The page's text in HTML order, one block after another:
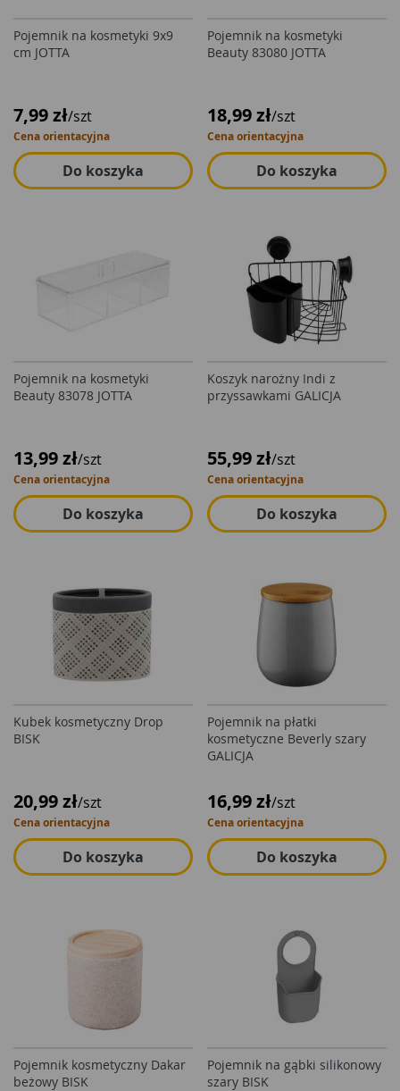
Pojemnik na kosmetyki 9x9
cm JOTTA
7,99 zł/szt
Cena orientacyjna
Do koszyka
Pojemnik na kosmetyki
Beauty 83080 JOTTA
18,99 zł/szt
Cena orientacyjna
Do koszyka
Pojemnik na kosmetyki
Beauty 83078 JOTTA
13,99 zł/szt
Cena orientacyjna
Do koszyka
Koszyk narożny Indi z
przyssawkami GALICJA
55,99 zł/szt
Cena orientacyjna
Do koszyka
Kubek kosmetyczny Drop
BISK
20,99 zł/szt
Cena orientacyjna
Do koszyka
Pojemnik na płatki
kosmetyczne Beverly szary
GALICJA
16,99 zł/szt
Cena orientacyjna
Do koszyka
Pojemnik kosmetyczny Dakar
beżowy BISK
Pojemnik na gąbki silikonowy
szary BISK